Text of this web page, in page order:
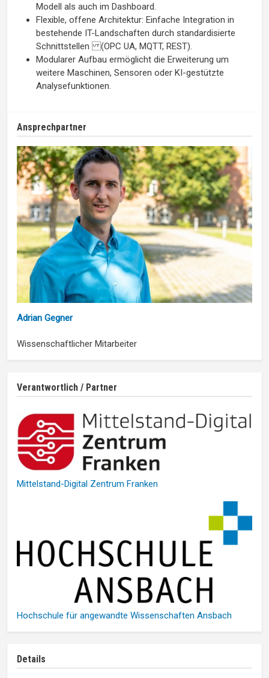
Modell als auch im Dashboard.
Flexible, offene Architektur: Einfache Integration in
bestehende IT-Landschaften durch standardisierte
Schnittstellen (OPC UA, MQTT, REST).
Modularer Aufbau ermöglicht die Erweiterung um
weitere Maschinen, Sensoren oder KI-gestützte
Analysefunktionen.
Ansprechpartner
Adrian Gegner
Wissenschaftlicher Mitarbeiter
Verantwortlich / Partner
Mittelstand-Digital Zentrum Franken
Hochschule für angewandte Wissenschaften Ansbach
Details